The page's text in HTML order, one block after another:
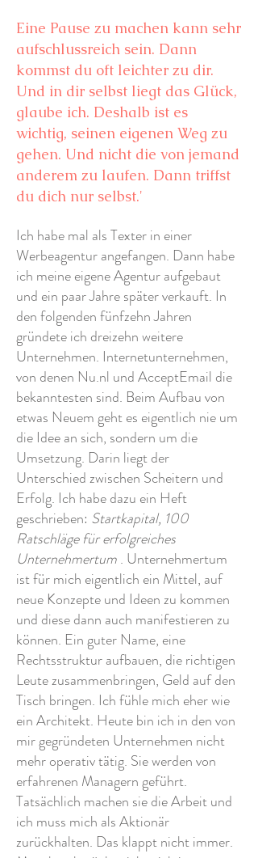
Eine Pause zu machen kann sehr
aufschlussreich sein. Dann
kommst du oft leichter zu dir.
Und in dir selbst liegt das Glück,
glaube ich. Deshalb ist es
wichtig, seinen eigenen Weg zu
gehen. Und nicht die von jemand
anderem zu laufen. Dann triffst
du dich nur selbst.'
Ich habe mal als Texter in einer
Werbeagentur angefangen. Dann habe
ich meine eigene Agentur aufgebaut
und ein paar Jahre später verkauft. In
den folgenden fünfzehn Jahren
gründete ich dreizehn weitere
Unternehmen. Internetunternehmen,
von denen Nu.nl und AcceptEmail die
bekanntesten sind. Beim Aufbau von
etwas Neuem geht es eigentlich nie um
die Idee an sich, sondern um die
Umsetzung. Darin liegt der
Unterschied zwischen Scheitern und
Erfolg. Ich habe dazu ein Heft
geschrieben: Startkapital, 100
Ratschläge für erfolgreiches
Unternehmertum. Unternehmertum
ist für mich eigentlich ein Mittel, auf
neue Konzepte und Ideen zu kommen
und diese dann auch manifestieren zu
können. Ein guter Name, eine
Rechtsstruktur aufbauen, die richtigen
Leute zusammenbringen, Geld auf den
Tisch bringen. Ich fühle mich eher wie
ein Architekt. Heute bin ich in den von
mir gegründeten Unternehmen nicht
mehr operativ tätig. Sie werden von
erfahrenen Managern geführt.
Tatsächlich machen sie die Arbeit und
ich muss mich als Aktionär
zurückhalten. Das klappt nicht immer.